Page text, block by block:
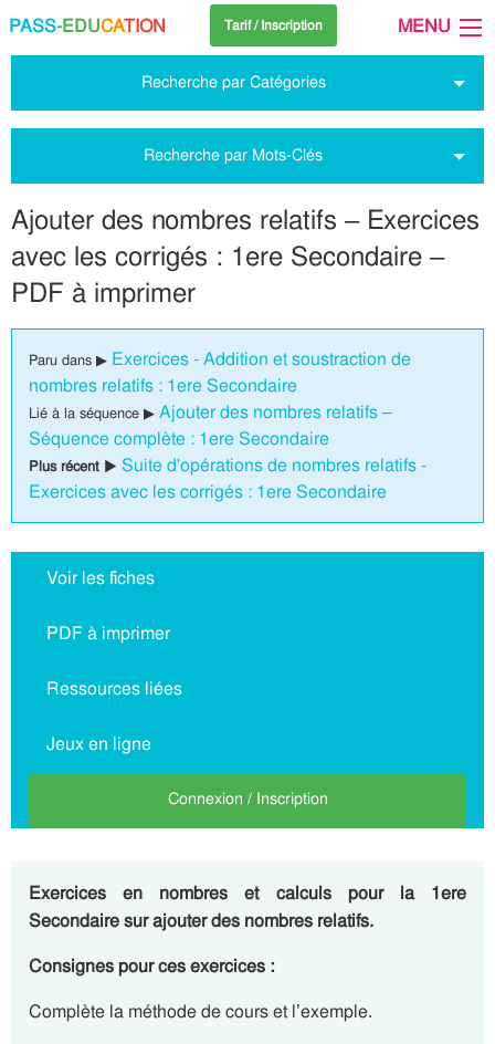
PASS-EDUCATION Tarif / Inscription MENU
Recherche par Catégories
Recherche par Mots-Clés
Ajouter des nombres relatifs – Exercices
avec les corrigés : 1ere Secondaire –
PDF à imprimer
Paru dans ▶ Exercices - Addition et soustraction de
nombres relatifs : 1ere Secondaire
Lié à la séquence ▶ Ajouter des nombres relatifs –
Séquence complète : 1ere Secondaire
Plus récent ▶ Suite d'opérations de nombres relatifs -
Exercices avec les corrigés : 1ere Secondaire
Voir les fiches
PDF à imprimer
Ressources liées
Jeux en ligne
Connexion / Inscription
Exercices en nombres et calculs pour la 1ere
Secondaire sur ajouter des nombres relatifs.
Consignes pour ces exercices :
Complète la méthode de cours et l’exemple.